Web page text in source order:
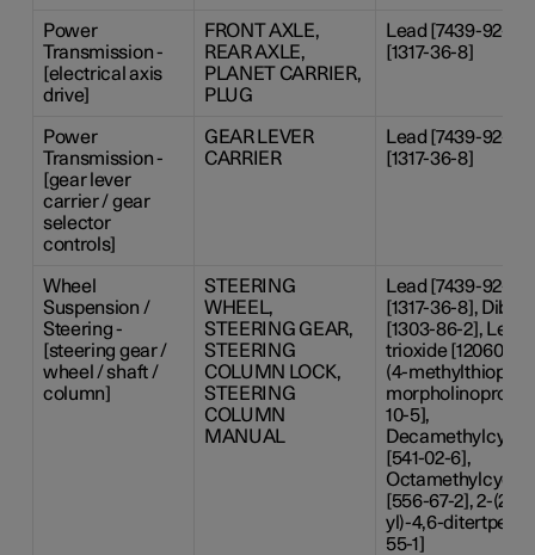
Power
Transmission -
[electrical axis
drive]
FRONT AXLE,
REAR AXLE,
PLANET CARRIER,
PLUG
Lead [7439-92-
[1317-36-8]
Power
Transmission -
[gear lever
carrier / gear
selector
controls]
GEAR LEVER
CARRIER
Lead [7439-92-
[1317-36-8]
Wheel
Suspension /
Steering -
[steering gear /
wheel / shaft /
column]
STEERING
WHEEL,
STEERING GEAR,
STEERING
COLUMN LOCK,
STEERING
COLUMN
MANUAL
Lead [7439-92-
[1317-36-8],
[1303-86-2],
trioxide [12060-
(4-
10-5],
[541-02-6],
[556-67-2], 2-
yl)-4,6-
55-1]